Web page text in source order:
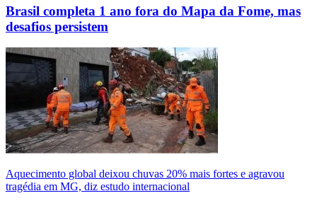
Brasil completa 1 ano fora do Mapa da Fome, mas
desafios persistem
Aquecimento global deixou chuvas 20% mais fortes e agravou
tragédia em MG, diz estudo internacional